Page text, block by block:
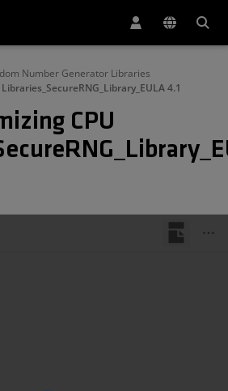
Number Generator Libraries
4.1
CPU